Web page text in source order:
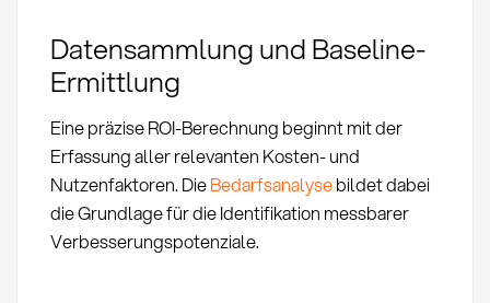
Datensammlung und Baseline-
Ermittlung
Eine präzise ROI-Berechnung beginnt mit der
Erfassung aller relevanten Kosten- und
Nutzenfaktoren. DieBedarfsanalysebildet dabei
die Grundlage für die Identifikation messbarer
Verbesserungspotenziale.